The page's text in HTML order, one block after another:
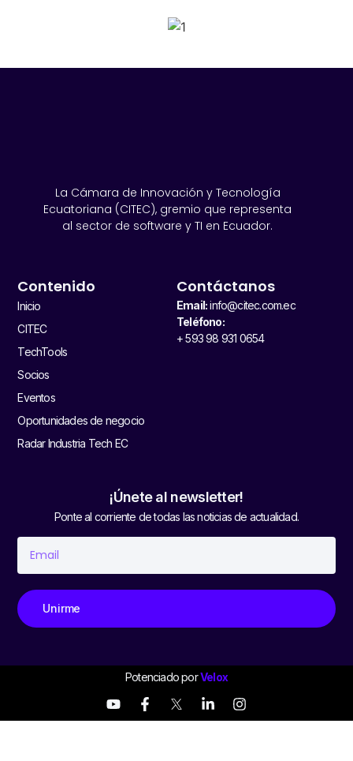
La Cámara de Innovación y Tecnología
Ecuatoriana (CITEC), gremio que representa
al sector de software y TI en Ecuador.
Contenido
Inicio
CITEC
TechTools
Socios
Eventos
Oportunidades de negocio
Radar Industria Tech EC
Contáctanos
Email:info@citec.com.ec
Teléfono:
+ 593 98 931 0654
¡Únete al newsletter!
Ponte al corriente de todas las noticias de actualidad.
Unirme
Potenciado porVelox